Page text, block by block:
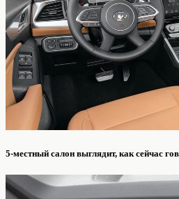
5‑местный салон выглядит, как сейчас